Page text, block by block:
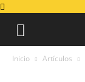
Inicio Artículos